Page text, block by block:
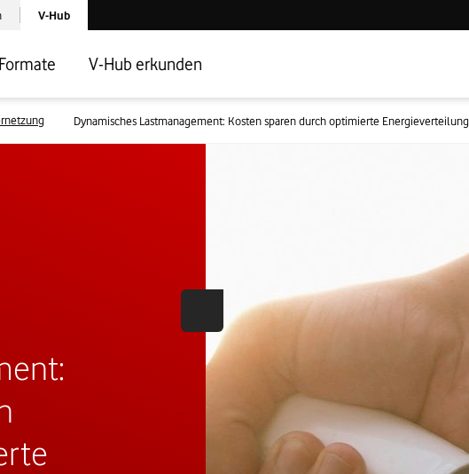
Webseite: Zum Geschäftskundenbereich
Laden der V-Hub Startseite
V-Hub
Formate V-Hub erkunden
Dynamisches Lastmanagement: Kosten sparen durch optimierte Energieverteilung